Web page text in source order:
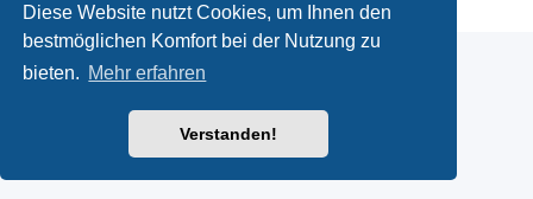
Diese Website nutzt Cookies, um Ihnen den
bestmöglichen Komfort bei der Nutzung zu
bieten. Mehr erfahren
Verstanden!
Datenschutz|Nutzungsbedingungen